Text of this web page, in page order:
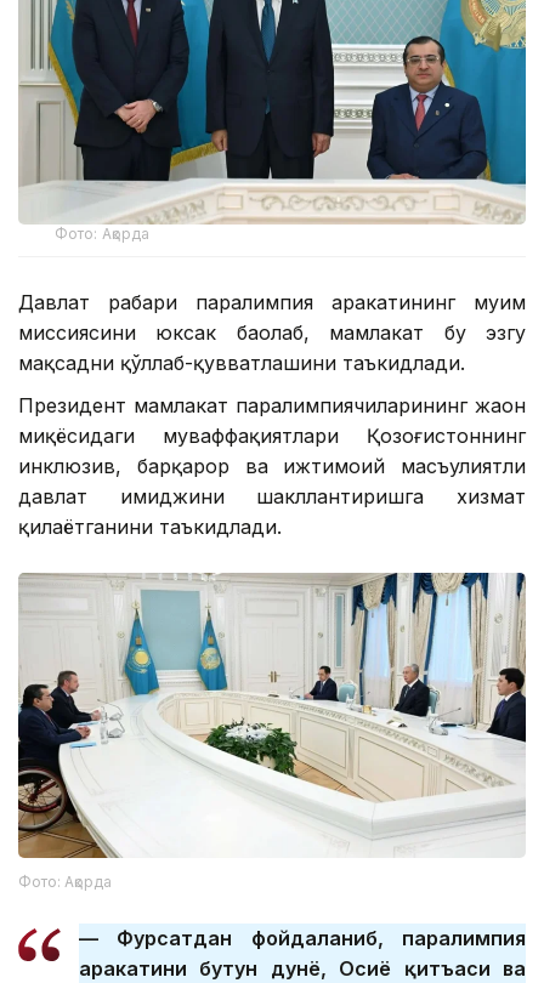
Фото: Ақорда
Давлат раҳбари паралимпия ҳаракатининг муҳим
миссиясини юксак баҳолаб, мамлакат бу эзгу
мақсадни қўллаб-қувватлашини таъкидлади.
Президент мамлакат паралимпиячиларининг жаҳон
миқёсидаги муваффақиятлари Қозоғистоннинг
инклюзив, барқарор ва ижтимоий масъулиятли
давлат имиджини шакллантиришга хизмат
қилаётганини таъкидлади.
Фото: Ақорда
— Фурсатдан фойдаланиб, паралимпия
ҳаракатини бутун дунё, Осиё қитъаси ва